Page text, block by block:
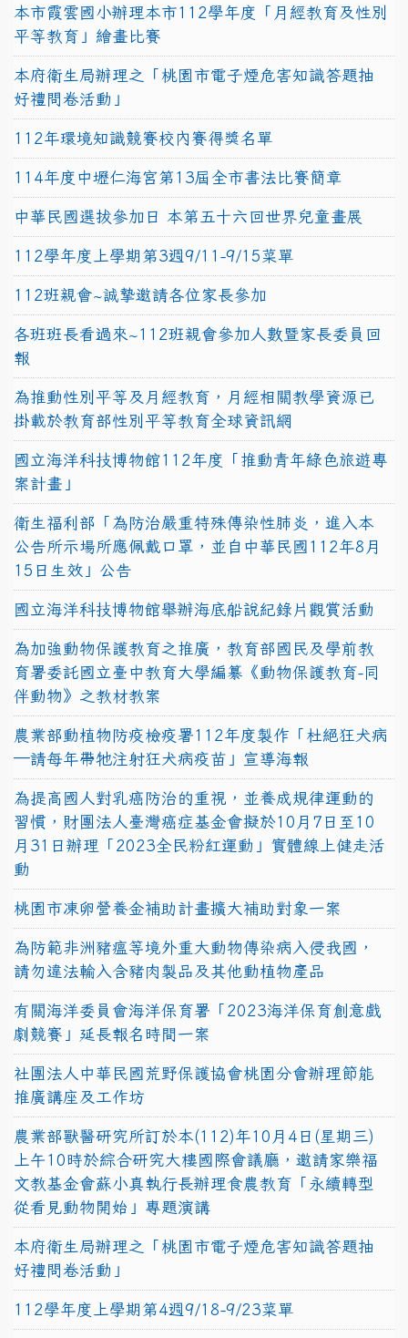
本市霞雲國小辦理本市112學年度「月經教育及性別
平等教育」繪畫比賽
本府衛生局辦理之「桃園市電子煙危害知識答題抽
好禮問卷活動」
112年環境知識競賽校內賽得獎名單
114年度中壢仁海宮第13屆全市書法比賽簡章
中華民國選拔參加日 本第五十六回世界兒童畫展
112學年度上學期第3週9/11-9/15菜單
112班親會~誠摯邀請各位家長參加
各班班長看過來~112班親會參加人數暨家長委員回
報
為推動性別平等及月經教育，月經相關教學資源已
掛載於教育部性別平等教育全球資訊網
國立海洋科技博物館112年度「推動青年綠色旅遊專
案計畫」
衛生福利部「為防治嚴重特殊傳染性肺炎，進入本
公告所示場所應佩戴口罩，並自中華民國112年8月
15日生效」公告
國立海洋科技博物館舉辦海底船說紀錄片觀賞活動
為加強動物保護教育之推廣，教育部國民及學前教
育署委託國立臺中教育大學編纂《動物保護教育-同
伴動物》之教材教案
農業部動植物防疫檢疫署112年度製作「杜絕狂犬病
—請每年帶牠注射狂犬病疫苗」宣導海報
為提高國人對乳癌防治的重視，並養成規律運動的
習慣，財團法人臺灣癌症基金會擬於10月7日至10
月31日辦理「2023全民粉紅運動」實體線上健走活
動
桃園市凍卵營養金補助計畫擴大補助對象一案
為防範非洲豬瘟等境外重大動物傳染病入侵我國，
請勿違法輸入含豬肉製品及其他動植物產品
有關海洋委員會海洋保育署「2023海洋保育創意戲
劇競賽」延長報名時間一案
社團法人中華民國荒野保護協會桃園分會辦理節能
推廣講座及工作坊
農業部獸醫研究所訂於本(112)年10月4日(星期三)
上午10時於綜合研究大樓國際會議廳，邀請家樂福
文教基金會蘇小真執行長辦理食農教育「永續轉型
從看見動物開始」專題演講
本府衛生局辦理之「桃園市電子煙危害知識答題抽
好禮問卷活動」
112學年度上學期第4週9/18-9/23菜單